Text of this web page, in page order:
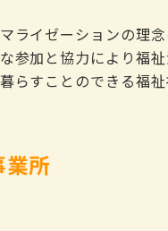
ライゼーションの理
参加と協力により福
らすことのできる福
業所